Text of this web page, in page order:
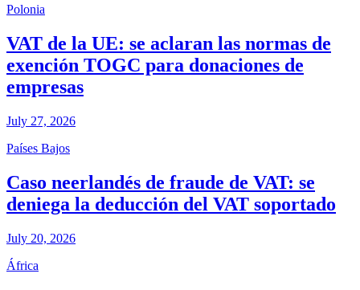
Polonia
VAT de la UE: se aclaran las normas de
exención TOGC para donaciones de
empresas
July 27, 2026
Países Bajos
Caso neerlandés de fraude de VAT: se
deniega la deducción del VAT soportado
July 20, 2026
África